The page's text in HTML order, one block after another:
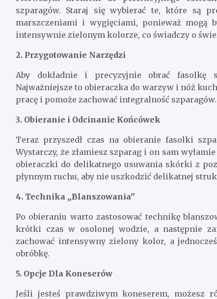
szparagów. Staraj się wybierać te, które są
marszczeniami i wygięciami, ponieważ mogą
intensywnie zielonym kolorze, co świadczy o
2. Przygotowanie Narzędzi
Aby dokładnie i precyzyjnie obrać fasolkę
Najważniejsze to obieraczka do warzyw i nóż
pracę i pomoże zachować integralność szparagów.
3. Obieranie i Odcinanie Końcówek
Teraz przyszedł czas na obieranie fasolki
Wystarczy, że złamiesz szparag i on sam
obieraczki do delikatnego usuwania skórki z
płynnym ruchu, aby nie uszkodzić delikatnej
4. Technika „Blanszowania”
Po obieraniu warto zastosować technikę
krótki czas w osolonej wodzie, a następnie
zachować intensywny zielony kolor, a
obróbkę.
5. Opcje Dla Koneserów
Jeśli jesteś prawdziwym koneserem, możesz